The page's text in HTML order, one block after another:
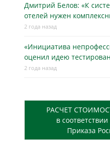
Дмитрий Белов: «К
отелей нужен
2 года назад
«Инициатива
оценил идею
2 года назад
РАСЧЕТ
в
Приказа